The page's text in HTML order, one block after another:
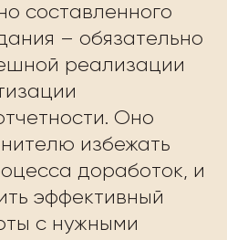
составленного
– обязательно
реализации
Оно
избежать
доработок, и
эффективный
с нужными